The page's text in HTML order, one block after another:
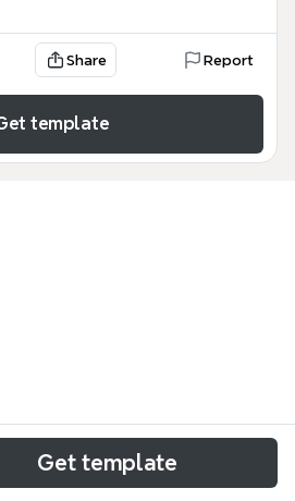
Share Report
template
要》是一份由 Zoom.Quiet 创建
基于两篇文档（《GIT使用体
than X》）整理而成，包含
Get template